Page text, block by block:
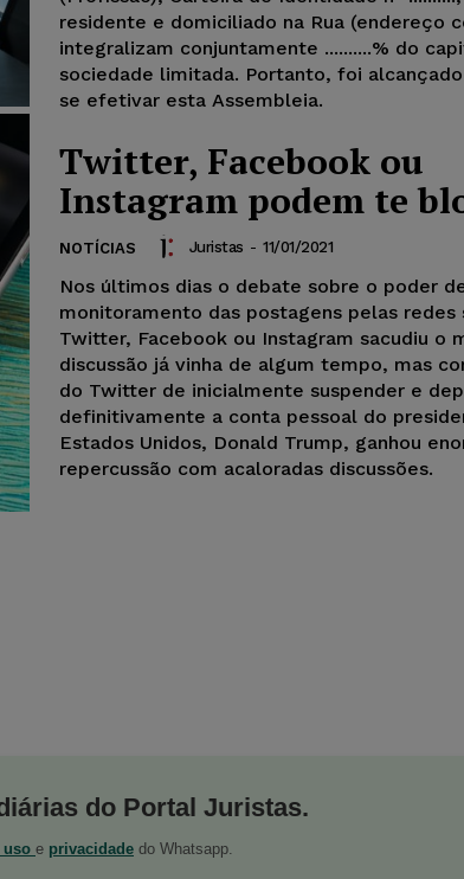
residente e domiciliado na Rua (endereço
integralizam conjuntamente ..........% do
sociedade limitada. Portanto, foi
se efetivar esta Assembleia.
Twitter, Facebook ou
Instagram podem te
NOTÍCIAS Juristas - 11/01/2021
Nos últimos dias o debate sobre o poder
monitoramento das postagens pelas redes
Twitter, Facebook ou Instagram sacudiu o
discussão já vinha de algum tempo, mas
do Twitter de inicialmente suspender e
definitivamente a conta pessoal do
Estados Unidos, Donald Trump, ganhou
repercussão com acaloradas discussões.
do Portal Juristas.
uso e privacidade do Whatsapp.